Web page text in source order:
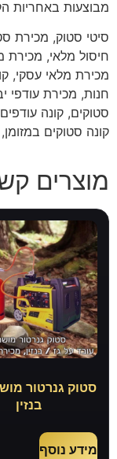
מבוצעות באחריות
סיטי סטוק, מכירת
חיסול מלאי, מכירת
מכירת מלאי עסקי,
חנות, מכירת עודפי
סטוקים, קונה
קונה סטוקים
מוצרים
סטוק גנרטור
בנזין
מידע נוסף